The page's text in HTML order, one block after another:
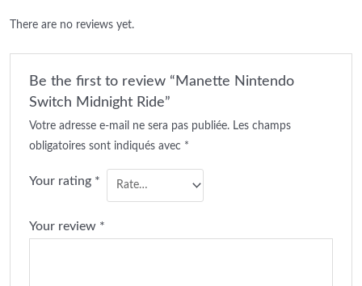
There are no reviews yet.
Be the first to review “Manette Nintendo
Switch Midnight Ride”
Votre adresse e-mail ne sera pas publiée. Les champs
obligatoires sont indiqués avec *
Your rating *
Your review *